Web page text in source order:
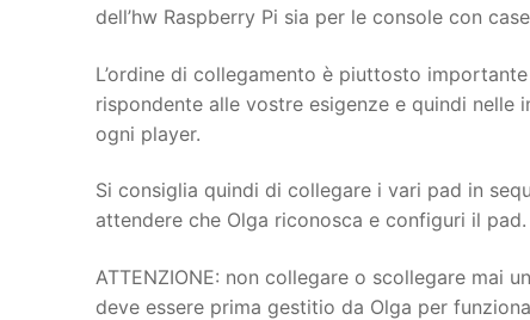
dell’hw Raspberry Pi sia per le console con
L’ordine di collegamento è piuttosto
rispondente alle vostre esigenze e quindi
ogni player.
Si consiglia quindi di collegare i vari pad in
attendere che Olga riconosca e configuri il pad.
ATTENZIONE: non collegare o scollegare mai
deve essere prima gestitio da Olga per